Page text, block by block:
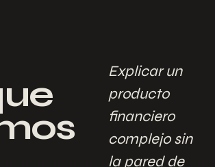
Explicar un
producto
financiero
complejo sin
la pared de